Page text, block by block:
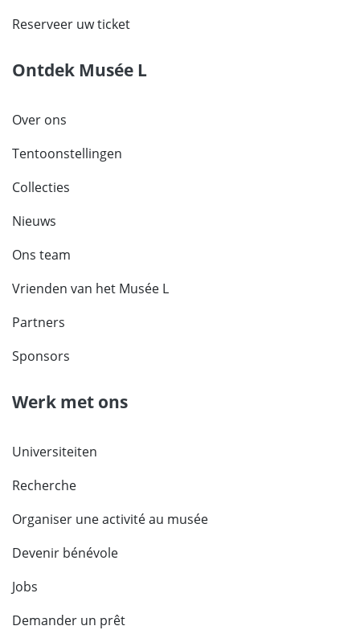
Reserveer uw ticket
Ontdek Musée L
Over ons
Tentoonstellingen
Collecties
Nieuws
Ons team
Vrienden van het Musée L
Partners
Sponsors
Werk met ons
Universiteiten
Recherche
Organiser une activité au musée
Devenir bénévole
Jobs
Demander un prêt